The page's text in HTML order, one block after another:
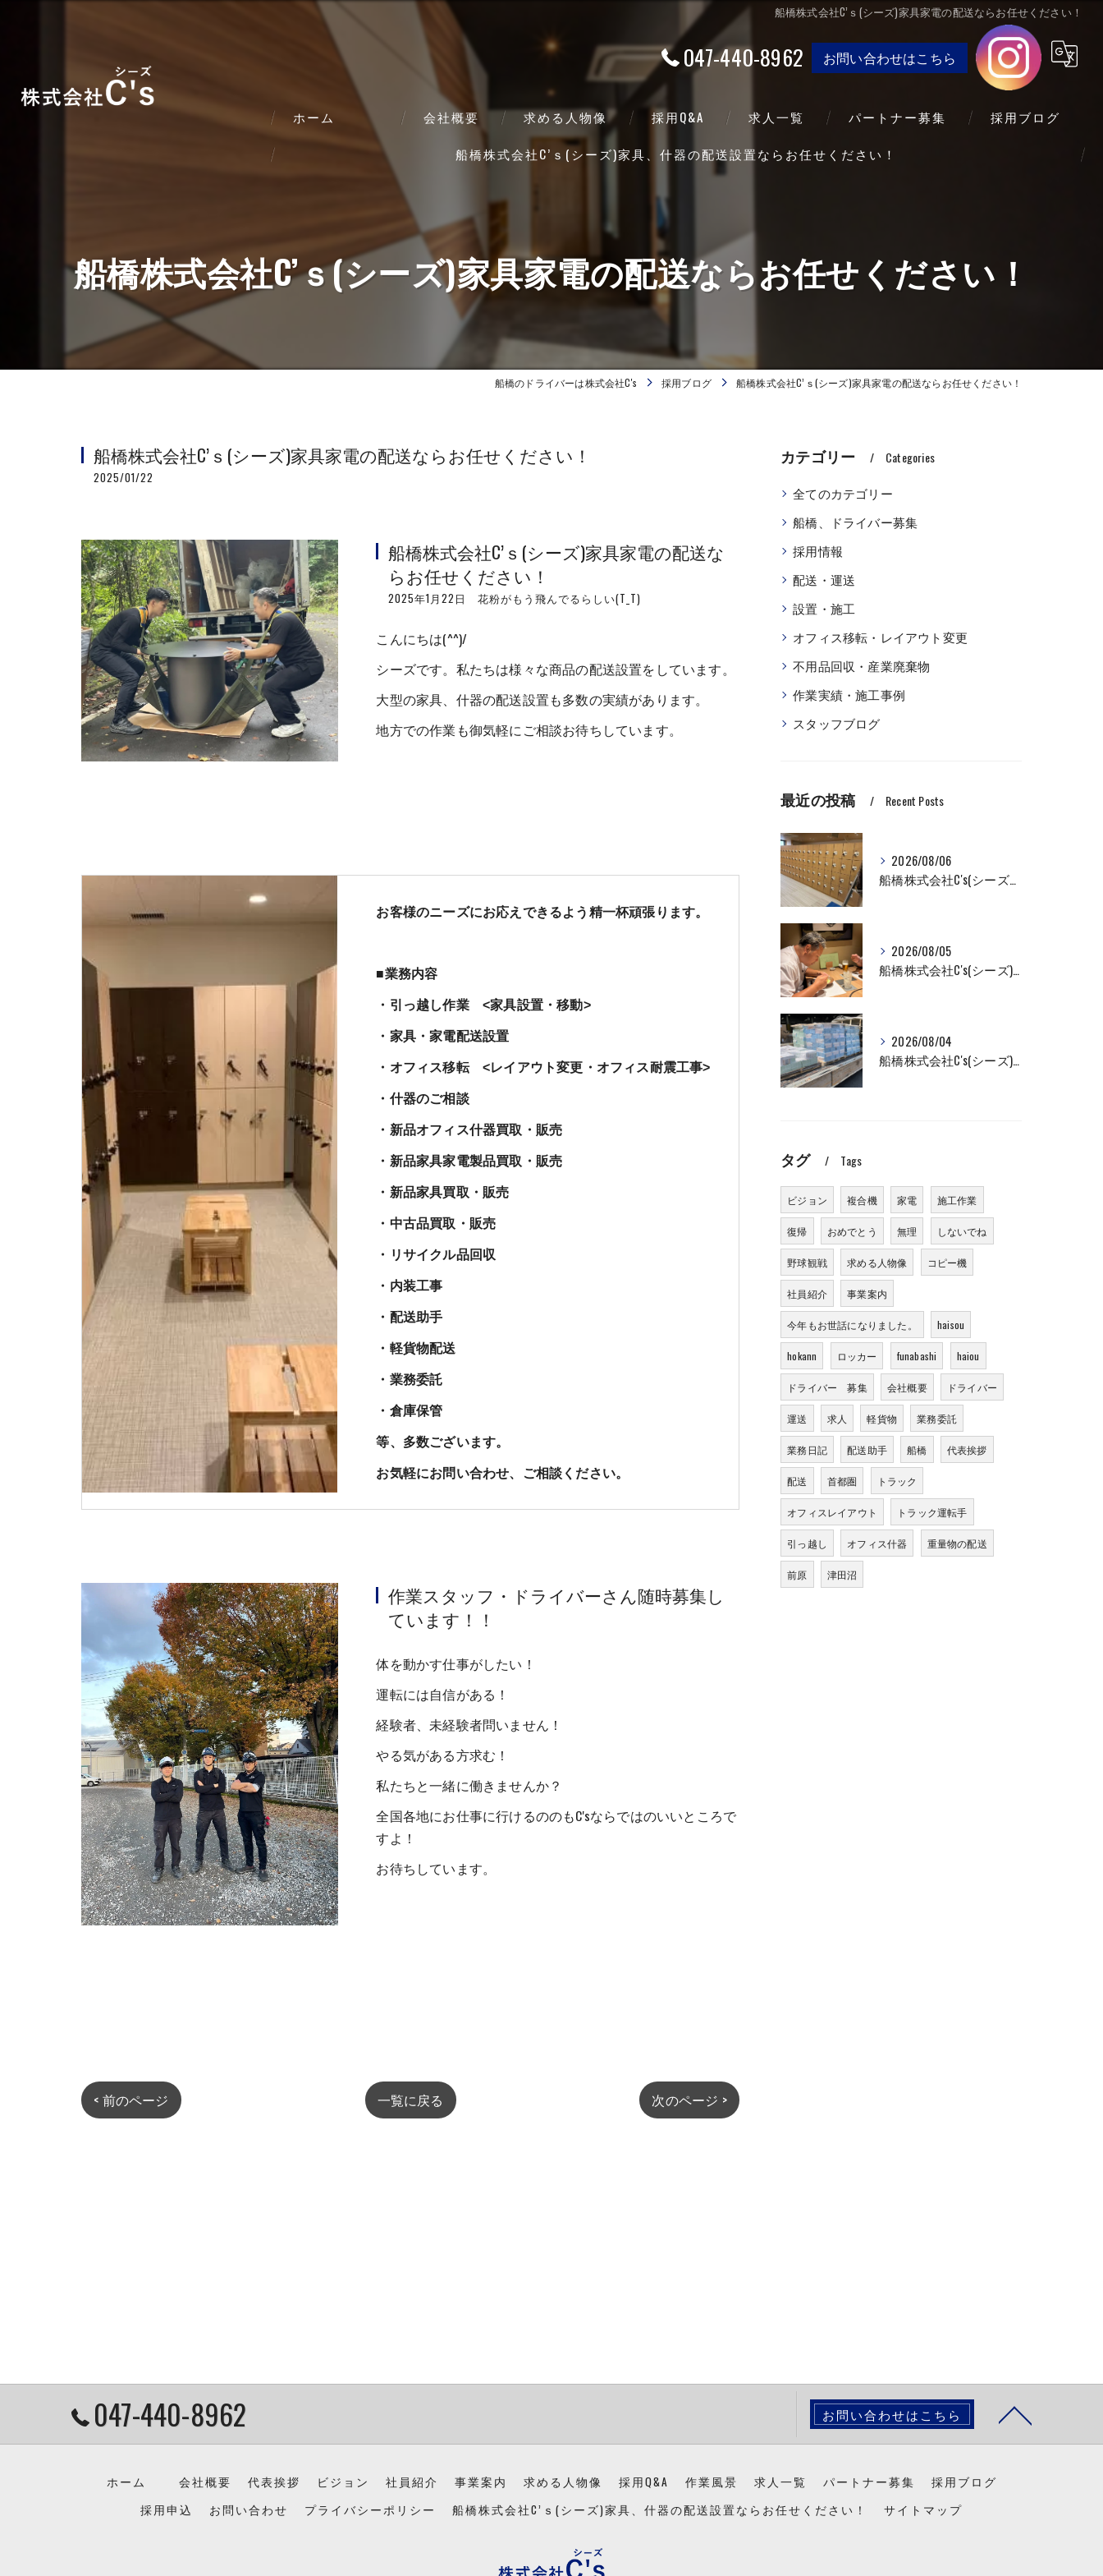
船橋株式会社C’ｓ(シーズ)家具家電の配送ならお任せください！
047-440-8962 お問い合わせはこちら
ホーム 会社概要
事業案内
求める人物像 採用Q&A 求人一覧 パートナー募集 採用ブログ
船橋株式会社C’ｓ(シーズ)家具、什器の配送設置ならお任せください！
船橋株式会社C’ｓ(シーズ)家具家電の配送ならお任せください！
船橋のドライバーは株式会社C's 採用ブログ 船橋株式会社C’ｓ(シーズ)家具家電の配送ならお任せください！
船橋株式会社C’ｓ(シーズ)家具家電の配送ならお任せください！
2025/01/22
船橋株式会社C’ｓ(シーズ)家具家電の配送な
らお任せください！
2025年1月22日 花粉がもう飛んでるらしい(T_T)
こんにちは(^^)/
シーズです。私たちは様々な商品の配送設置をしています。
大型の家具、什器の配送設置も多数の実績があります。
地方での作業も御気軽にご相談お待ちしています。
お客様のニーズにお応えできるよう精一杯頑張ります。
■業務内容
・引っ越し作業 <家具設置・移動>
・家具・家電配送設置
・オフィス移転 <レイアウト変更・オフィス耐震工事>
・什器のご相談
・新品オフィス什器買取・販売
・新品家具家電製品買取・販売
・新品家具買取・販売
・中古品買取・販売
・リサイクル品回収
・内装工事
・配送助手
・軽貨物配送
・業務委託
・倉庫保管
等、多数ございます。
お気軽にお問い合わせ、ご相談ください。
作業スタッフ・ドライバーさん随時募集し
ています！！
体を動かす仕事がしたい！
運転には自信がある！
経験者、未経験者問いません！
やる気がある方求む！
私たちと一緒に働きませんか？
全国各地にお仕事に行けるののもC'sならではのいいところで
すよ！
お待ちしています。
< 前のページ 一覧に戻る 次のページ >
カテゴリー Categories
全てのカテゴリー
船橋、ドライバー募集
採用情報
配送・運送
設置・施工
オフィス移転・レイアウト変更
不用品回収・産業廃棄物
作業実績・施工事例
スタッフブログ
最近の投稿 Recent Posts
2026/08/06
船橋株式会社C's(シーズ）ロッカーの入れ替え作業も全国対応お任せ下さい！
2026/08/05
船橋株式会社C's(シーズ)商品輸送なら私たちにお任せください！お取引先様との交流を深めました！
2026/08/04
船橋株式会社C's(シーズ)商品輸送なら私たちにお任せください！
タグ Tags
ビジョン 複合機 家電 施工作業
復帰 おめでとう 無理 しないでね
野球観戦 求める人物像 コピー機
社員紹介 事業案内
今年もお世話になりました。 haisou
hokann ロッカー funabashi haiou
ドライバー 募集 会社概要 ドライバー
運送 求人 軽貨物 業務委託
業務日記 配送助手 船橋 代表挨拶
配送 首都圏 トラック
オフィスレイアウト トラック運転手
引っ越し オフィス什器 重量物の配送
前原 津田沼
047-440-8962 お問い合わせはこちら
ホーム 会社概要 代表挨拶 ビジョン 社員紹介 事業案内 求める人物像 採用Q&A 作業風景 求人一覧 パートナー募集
採用ブログ
採用申込
お問い合わせ プライバシーポリシー 船橋株式会社C’ｓ(シーズ)家具、什器の配送設置ならお任せください！ サイトマップ